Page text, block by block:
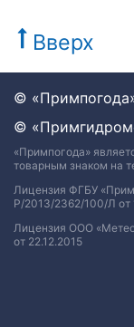
Вверх
©
©
«Примпогода»
товарным знаком на
Лицензия ФГБУ
Р/2013/2362/100/Л от
Лицензия ООО
от 22.12.2015